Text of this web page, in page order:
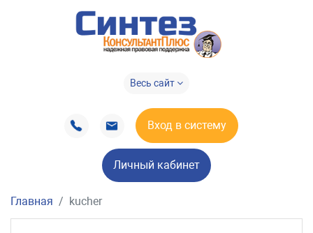
Весь сайт
Вход в систему
Личный кабинет
Главная kucher